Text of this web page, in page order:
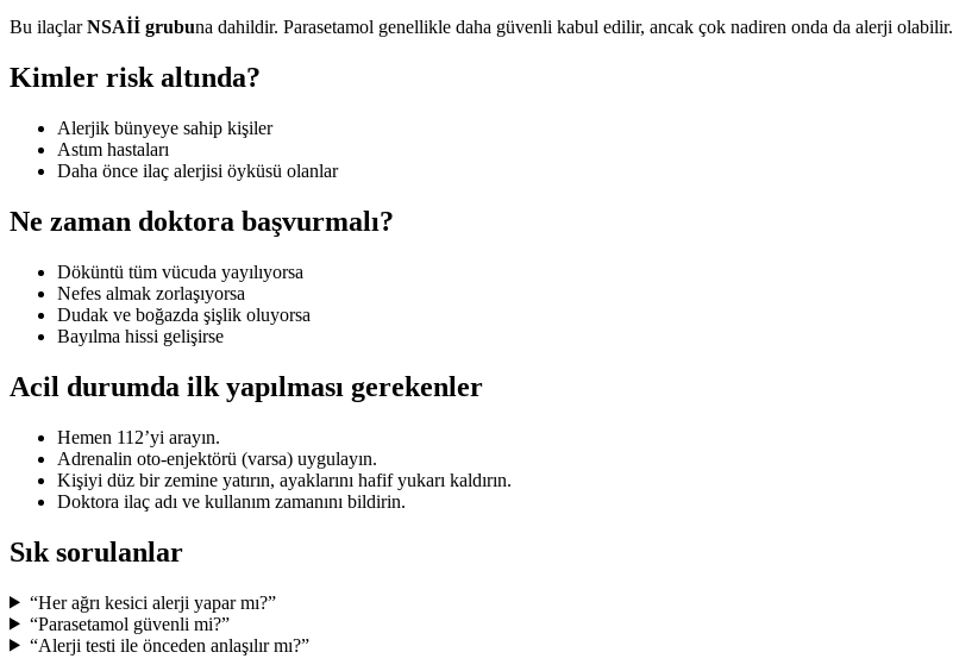
Bu ilaçlarNSAİİ grubuna dahildir. Parasetamol genellikle daha güvenli kabul edilir, ancak çok nadiren onda da alerji olabilir.
Kimler risk altında?
Alerjik bünyeye sahip kişiler
Astım hastaları
Daha önce ilaç alerjisi öyküsü olanlar
Ne zaman doktora başvurmalı?
Döküntü tüm vücuda yayılıyorsa
Nefes almak zorlaşıyorsa
Dudak ve boğazda şişlik oluyorsa
Bayılma hissi gelişirse
Acil durumda ilk yapılması gerekenler
Hemen 112’yi arayın.
Adrenalin oto-enjektörü (varsa) uygulayın.
Kişiyi düz bir zemine yatırın, ayaklarını hafif yukarı kaldırın.
Doktora ilaç adı ve kullanım zamanını bildirin.
Sık sorulanlar
“Her ağrı kesici alerji yapar mı?”
“Parasetamol güvenli mi?”
“Alerji testi ile önceden anlaşılır mı?”